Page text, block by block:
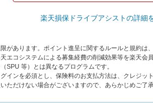
楽天損保ドライブアシストの詳細
があります。ポイント進呈に関するルールと規約は
エコシステムによる募集経費の削減効果等を楽天会
SPU 等）とは異なるプログラムです。
インを必須とし、保険料のお支払方法は、クレジッ
ただけない場合がございますので、あらかじめご了承